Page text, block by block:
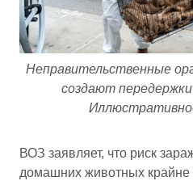
Неправительственные
создают
ВОЗ заявляет, что риск
домашних животных крайне